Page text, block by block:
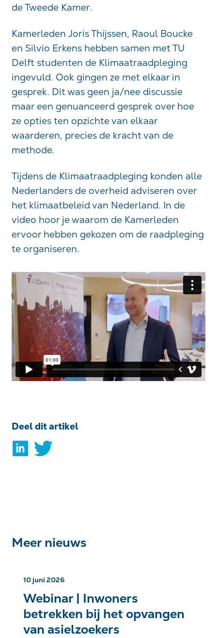
de Tweede Kamer.
Kamerleden Joris Thijssen, Raoul Boucke
en Silvio Erkens hebben samen met TU
Delft studenten de Klimaatraadpleging
ingevuld. Ook gingen ze met elkaar in
gesprek. Dit was geen ja/nee discussie
maar een genuanceerd gesprek over hoe
ze opties ten opzichte van elkaar
waarderen, precies de kracht van de
methode.
Tijdens de Klimaatraadpleging konden alle
Nederlanders de overheid adviseren over
het klimaatbeleid van Nederland. In de
video hoor je waarom de Kamerleden
ervoor hebben gekozen om de raadpleging
te organiseren.
Deel dit artikel
Meer nieuws
10 juni 2026
Webinar | Inwoners
betrekken bij het opvangen
van asielzoekers